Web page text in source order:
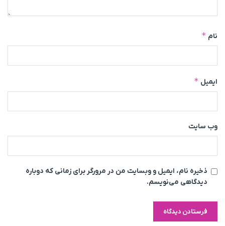
نام *
ایمیل *
وب‌ سایت
ذخیره نام، ایمیل و وبسایت من در مرورگر برای زمانی که دوباره
دیدگاهی می‌نویسم.